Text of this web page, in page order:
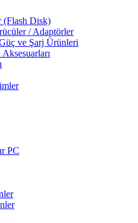
(Flash Disk)
/ Adaptörler
ve Şarj Ürünleri
PC